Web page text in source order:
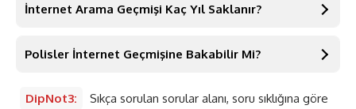
İnternet Arama Geçmişi Kaç Yıl Saklanır?
Polisler İnternet Geçmişine Bakabilir Mi?
DipNot3:
Sıkça sorulan sorular alanı, soru sıklığına göre